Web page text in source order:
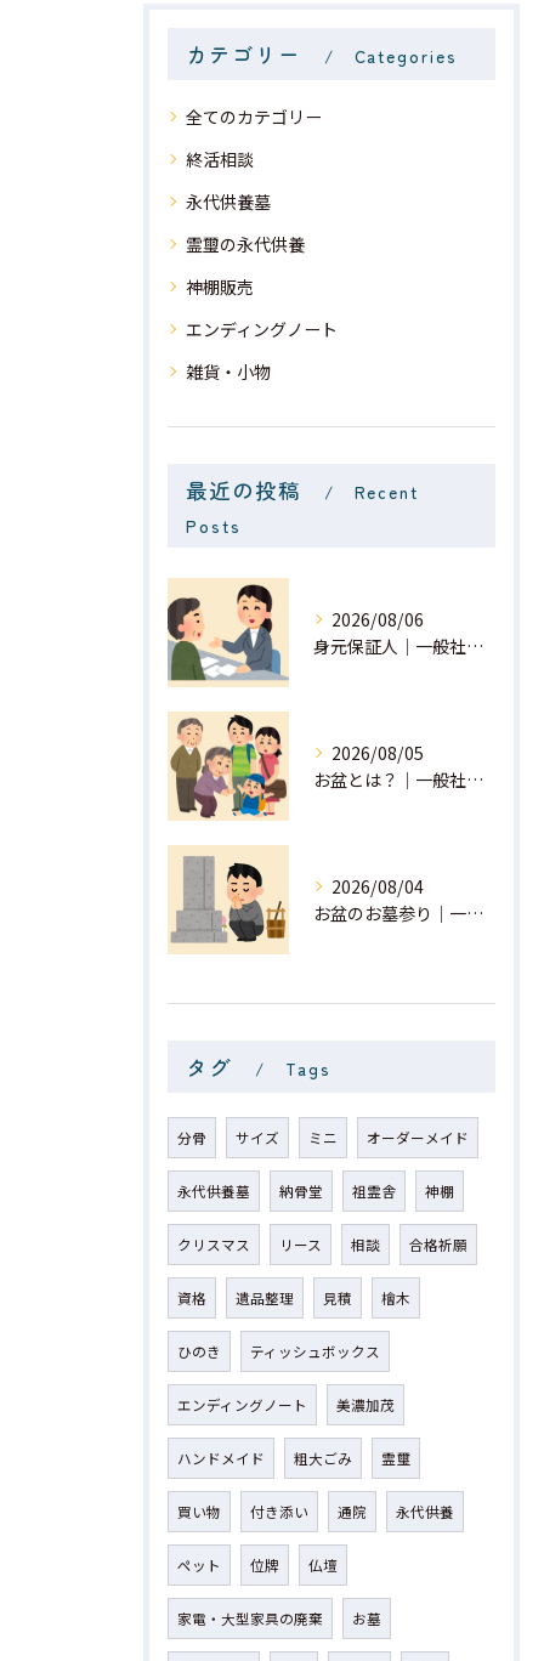
カテゴリー Categories
全てのカテゴリー
終活相談
永代供養墓
霊璽の永代供養
神棚販売
エンディングノート
雑貨・小物
最近の投稿
Recent
Posts
2026/08/06
身元保証人｜一般社団法人 星月
2026/08/05
お盆とは？｜一般社団法人 星月
2026/08/04
お盆のお墓参り｜一般社団法人 星月
タグ Tags
分骨 サイズ ミニ オーダーメイド
永代供養墓 納骨堂 祖霊舎 神棚
クリスマス リース 相談 合格祈願
資格 遺品整理 見積 檜木
ひのき ティッシュボックス
エンディングノート 美濃加茂
ハンドメイド 粗大ごみ 霊璽
買い物 付き添い 通院 永代供養
ペット 位牌 仏壇
家電・大型家具の廃棄 お墓